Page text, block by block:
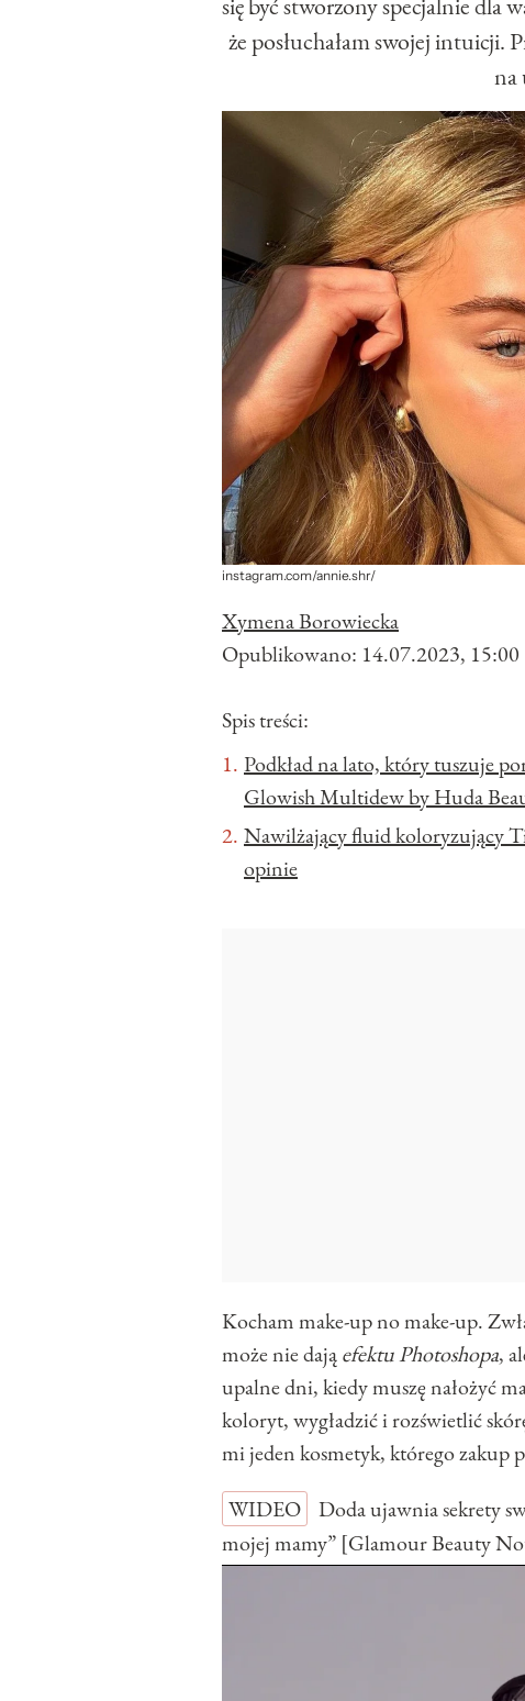
że posłuchałam swojej intuicji.
na
instagram.com/annie.shr/
Xymena Borowiecka
Opublikowano: 14.07.2023, 15:00
Spis treści:
Podkład na lato, który tuszuje
Glowish Multidew by Huda
Nawilżający fluid koloryzujący
opinie
Kocham make-up no make-up.
może nie dająefektu Photoshopa,
upalne dni, kiedy muszę nałożyć
koloryt, wygładzić i rozświetlić
mi jeden kosmetyk, którego zakup
WIDEO
Doda ujawnia sekrety
mojej mamy” [Glamour Beauty